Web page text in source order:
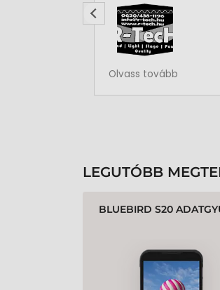
Rendben volt a
Olvass tovább
LEGUTÓBB
BLUEBIRD S20